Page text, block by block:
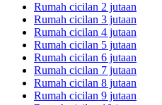
Rumah cicilan 2 jutaan
Rumah cicilan 3 jutaan
Rumah cicilan 4 jutaan
Rumah cicilan 5 jutaan
Rumah cicilan 6 jutaan
Rumah cicilan 7 jutaan
Rumah cicilan 8 jutaan
Rumah cicilan 9 jutaan